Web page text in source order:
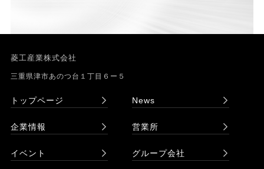
菱工産業株式会社
三重県津市あのつ台１丁目６ー５
トップページ News
企業情報 営業所
イベント グループ会社